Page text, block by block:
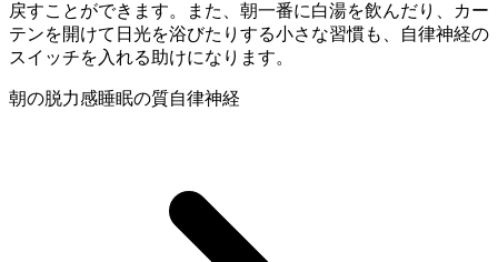
戻すことができます。また、朝一番に白湯を飲んだり、カー
テンを開けて日光を浴びたりする小さな習慣も、自律神経の
スイッチを入れる助けになります。
朝の脱力感睡眠の質自律神経